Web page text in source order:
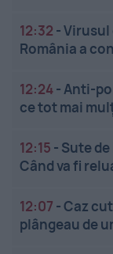
12:32 -Virusul
România a
12:24- Anti-
ce tot mai
12:15 - Sute
Când va fi
12:07 -Caz
plângeau de